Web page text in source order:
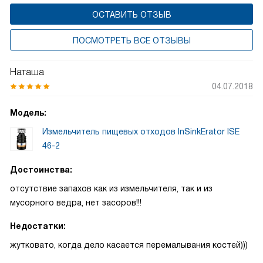
использовании.
ОСТАВИТЬ ОТЗЫВ
ПОСМОТРЕТЬ ВСЕ ОТЗЫВЫ
Наташа
04.07.2018
Модель:
Измельчитель пищевых отходов InSinkErator ISE
46-2
Достоинства:
отсутствие запахов как из измельчителя, так и из
мусорного ведра, нет засоров!!!
Недостатки:
жутковато, когда дело касается перемалывания костей)))